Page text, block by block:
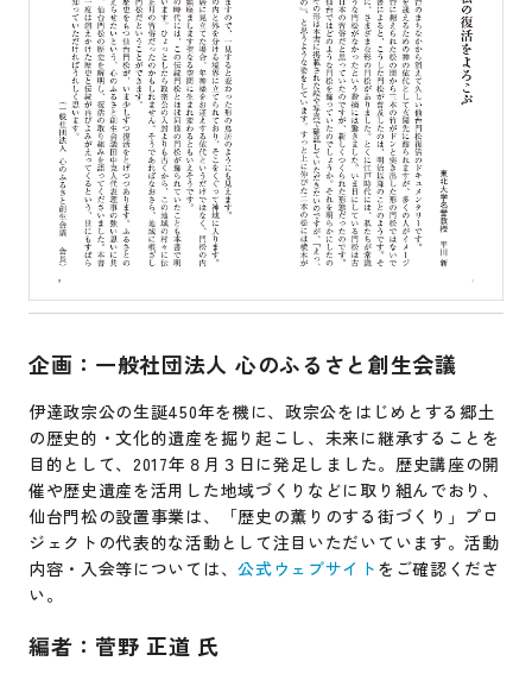
企画：一般社団法人 心のふるさと創生会議
伊達政宗公の生誕450年を機に、政宗公をはじめとする郷土
の歴史的・文化的遺産を掘り起こし、未来に継承することを
目的として、2017年８月３日に発足しました。歴史講座の開
催や歴史遺産を活用した地域づくりなどに取り組んでおり、
仙台門松の設置事業は、「歴史の薫りのする街づくり」プロ
ジェクトの代表的な活動として注目いただいています。活動
内容・入会等については、公式ウェブサイト をご確認くださ
い。
編者：菅野 正道 氏